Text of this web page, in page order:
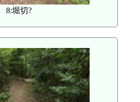
8:堀切?